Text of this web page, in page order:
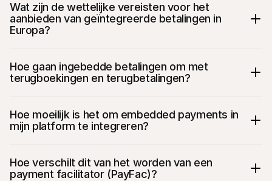
Wat zijn de wettelijke vereisten voor het
aanbieden van geïntegreerde betalingen in
Europa?
Hoe gaan ingebedde betalingen om met
terugboekingen en terugbetalingen?
Hoe moeilijk is het om embedded payments in
mijn platform te integreren?
Hoe verschilt dit van het worden van een
payment facilitator (PayFac)?